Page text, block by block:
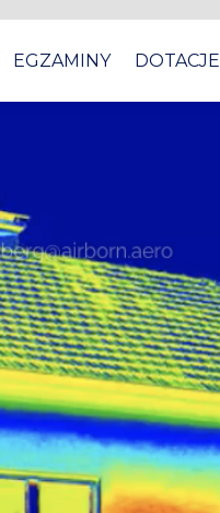
EGZAMINY DOTACJE